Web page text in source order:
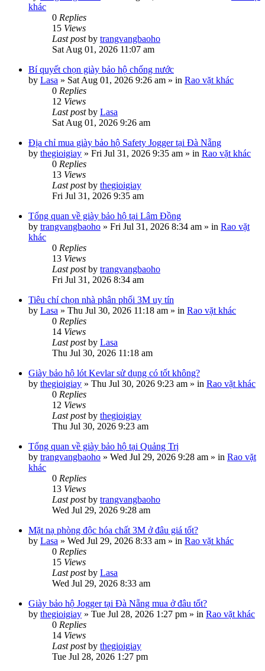
khác
0 Replies
15 Views
Last postby trangvangbaoho
Sat Aug 01, 2026 11:07 am
Bí quyết chọn giày bảo hộ chống nước
by Lasa » Sat Aug 01, 2026 9:26 am » in Rao vặt khác
0 Replies
12 Views
Last postby Lasa
Sat Aug 01, 2026 9:26 am
Địa chỉ mua giày bảo hộ Safety Jogger tại Đà Nẵng
by thegioigiay » Fri Jul 31, 2026 9:35 am » in Rao vặt khác
0 Replies
13 Views
Last postby thegioigiay
Fri Jul 31, 2026 9:35 am
Tổng quan về giày bảo hộ tại Lâm Đồng
by trangvangbaoho » Fri Jul 31, 2026 8:34 am » in Rao vặt
khác
0 Replies
13 Views
Last postby trangvangbaoho
Fri Jul 31, 2026 8:34 am
Tiêu chí chọn nhà phân phối 3M uy tín
by Lasa » Thu Jul 30, 2026 11:18 am » in Rao vặt khác
0 Replies
14 Views
Last postby Lasa
Thu Jul 30, 2026 11:18 am
Giày bảo hộ lót Kevlar sử dụng có tốt không?
by thegioigiay » Thu Jul 30, 2026 9:23 am » in Rao vặt khác
0 Replies
12 Views
Last postby thegioigiay
Thu Jul 30, 2026 9:23 am
Tổng quan về giày bảo hộ tại Quảng Trị
by trangvangbaoho » Wed Jul 29, 2026 9:28 am » in Rao vặt
khác
0 Replies
13 Views
Last postby trangvangbaoho
Wed Jul 29, 2026 9:28 am
Mặt nạ phòng độc hóa chất 3M ở đâu giá tốt?
by Lasa » Wed Jul 29, 2026 8:33 am » in Rao vặt khác
0 Replies
15 Views
Last postby Lasa
Wed Jul 29, 2026 8:33 am
Giày bảo hộ Jogger tại Đà Nẵng mua ở đâu tốt?
by thegioigiay » Tue Jul 28, 2026 1:27 pm » in Rao vặt khác
0 Replies
14 Views
Last postby thegioigiay
Tue Jul 28, 2026 1:27 pm